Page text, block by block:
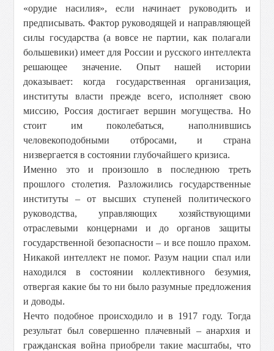
«орудие насилия», если начинает руководить и
предписывать. Фактор руководящей и направляющей
силы государства (а вовсе не партии, как полагали
большевики) имеет для России и русского интеллекта
решающее значение. Опыт нашей истории
доказывает: когда государственная организация,
институты власти прежде всего, исполняет свою
миссию, Россия достигает вершин могущества. Но
стоит им поколебаться, наполнившись
человекоподобными отбросами, и страна
низвергается в состоянии глубочайшего кризиса.
Именно это и произошло в последнюю треть
прошлого столетия. Разложились государственные
институты – от высших ступеней политического
руководства, управляющих хозяйствующими
отраслевыми концернами и до органов защиты
государственной безопасности – и все пошло прахом.
Никакой интеллект не помог. Разум нации спал или
находился в состоянии коллективного безумия,
отвергая какие бы то ни было разумные предложения
и доводы.
Нечто подобное происходило и в 1917 году. Тогда
результат был совершенно плачевный – анархия и
гражданская война приобрели такие масштабы, что